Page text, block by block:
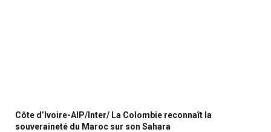
Côte d’Ivoire-AIP/Inter/ La Colombie reconnaît la
souveraineté du Maroc sur son Sahara